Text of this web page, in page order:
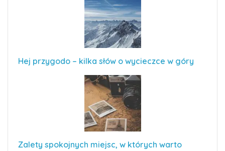
Hej przygodo – kilka słów o wycieczce w góry
Zalety spokojnych miejsc, w których warto